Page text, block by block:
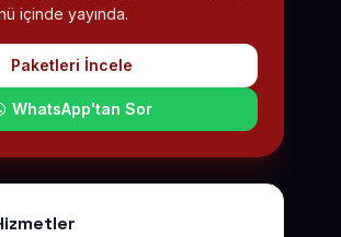
içinde yayında.
Paketleri İncele
WhatsApp'tan Sor